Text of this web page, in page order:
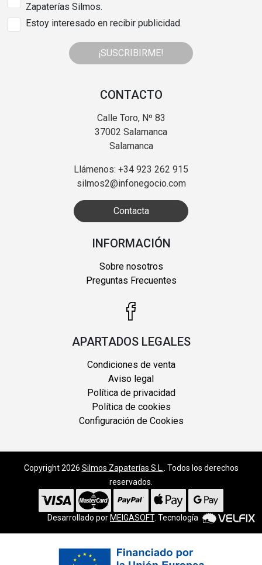
Zapaterías Silmos.
Estoy interesado en recibir publicidad.
¡SUSCRIBIRME!
CONTACTO
Calle Toro, Nº 83
37002 Salamanca
Salamanca
Llámenos: +34 923 262 915
silmos2@infonegocio.com
Contacta
INFORMACIÓN
Sobre nosotros
Preguntas Frecuentes
APARTADOS LEGALES
Condiciones de venta
Aviso legal
Política de privacidad
Política de cookies
Configuración de Cookies
Copyright 2026 Silmos Zapaterías S.L.
. Todos los derechos
reservados.
Desarrollado por MEIGASOFT. Tecnología